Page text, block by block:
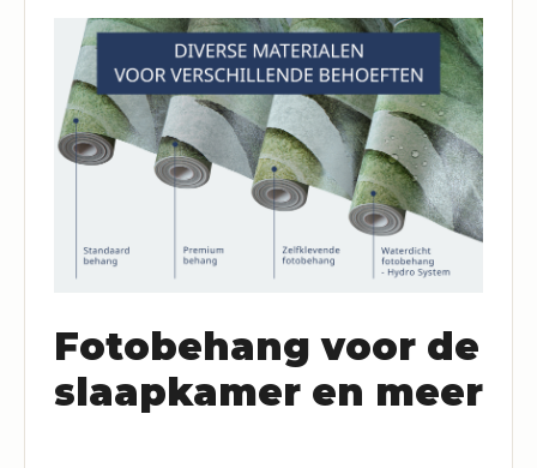
Fotobehang voor de
slaapkamer en meer